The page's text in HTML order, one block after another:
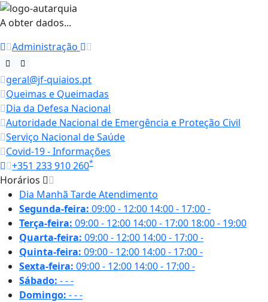
A obter dados...
Administração
geral@jf-quiaios.pt
Queimas e Queimadas
Dia da Defesa Nacional
Autoridade Nacional de Emergência e Proteção Civil
Serviço Nacional de Saúde
Covid-19 - Informações
+351 233 910 260*
Horários
Dia Manhã TardeAtendimento
Segunda-feira: 09:00 - 12:00 14:00 - 17:00-
Terça-feira: 09:00 - 12:00 14:00 - 17:00 18:00 - 19:00
Quarta-feira: 09:00 - 12:00 14:00 - 17:00-
Quinta-feira: 09:00 - 12:00 14:00 - 17:00-
Sexta-feira: 09:00 - 12:00 14:00 - 17:00-
Sábado: ---
Domingo: ---